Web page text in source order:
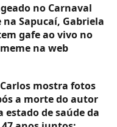
no Carnaval
na Sapucaí, Gabriela
gafe ao vivo no
na web
mostra fotos
a morte do autor
estado de saúde da